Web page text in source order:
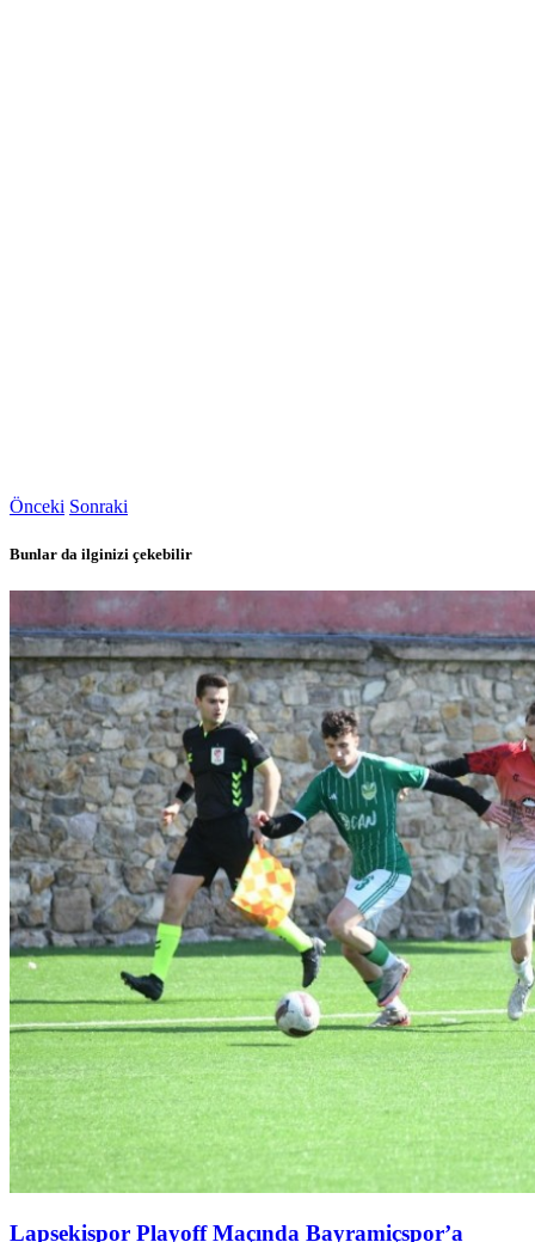
Önceki Sonraki
Bunlar da ilginizi çekebilir
Lapsekispor Playoff Maçında Bayramiçspor’a